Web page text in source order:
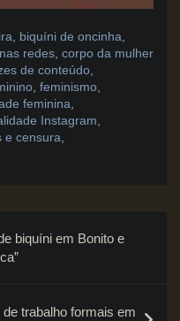
, biquíni de oncinha,
redes, corpo da mulher
de conteúdo,
, feminismo,
feminina,
Instagram,
e censura,
biquíni em Bonito e
trabalho formais em